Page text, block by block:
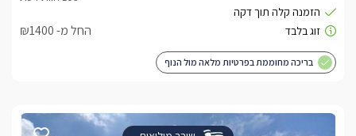
החל מ- ₪1400
בריכה מחוממת בפרטיות מלאה מול הנוף